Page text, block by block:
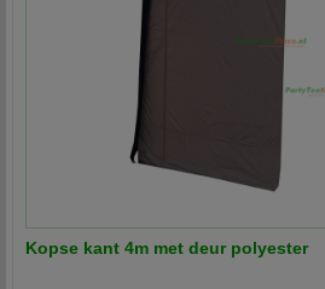
Kopse kant 4m met deur polyester